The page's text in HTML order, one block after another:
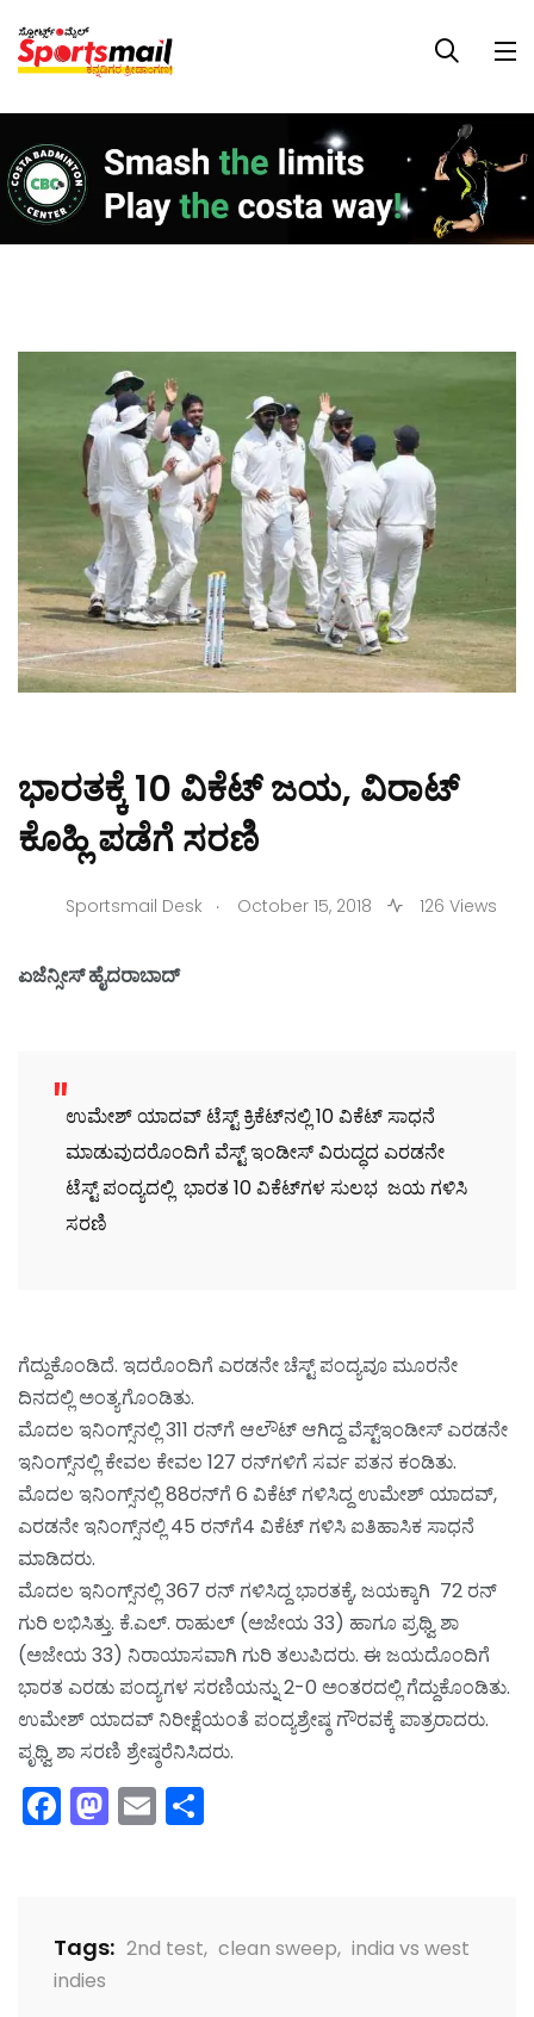
ಭಾರತಕ್ಕೆ 10 ವಿಕೆಟ್ ಜಯ, ವಿರಾಟ್
ಕೊಹ್ಲಿ ಪಡೆಗೆ ಸರಣಿ
Sportsmail Desk . October 15, 2018 126 Views
ಏಜೆನ್ಸೀಸ್ ಹೈದರಾಬಾದ್
ಉಮೇಶ್ ಯಾದವ್ ಟೆಸ್ಟ್ ಕ್ರಿಕೆಟ್‌ನಲ್ಲಿ 10 ವಿಕೆಟ್ ಸಾಧನೆ
ಮಾಡುವುದರೊಂದಿಗೆ ವೆಸ್ಟ್ ಇಂಡೀಸ್ ವಿರುದ್ಧದ ಎರಡನೇ
ಟೆಸ್ಟ್ ಪಂದ್ಯದಲ್ಲಿ ಭಾರತ 10 ವಿಕೆಟ್‌ಗಳ ಸುಲಭ ಜಯ ಗಳಿಸಿ
ಸರಣಿ
ಗೆದ್ದುಕೊಂಡಿದೆ. ಇದರೊಂದಿಗೆ ಎರಡನೇ ಚೆಸ್ಟ್ ಪಂದ್ಯವೂ ಮೂರನೇ
ದಿನದಲ್ಲಿ ಅಂತ್ಯಗೊಂಡಿತು.
ಮೊದಲ ಇನಿಂಗ್ಸ್‌ನಲ್ಲಿ 311 ರನ್‌ಗೆ ಆಲೌಟ್ ಆಗಿದ್ದ ವೆಸ್ಟ್‌ಇಂಡೀಸ್ ಎರಡನೇ
ಇನಿಂಗ್ಸ್‌ನಲ್ಲಿ ಕೇವಲ ಕೇವಲ 127 ರನ್‌ಗಳಿಗೆ ಸರ್ವ ಪತನ ಕಂಡಿತು.
ಮೊದಲ ಇನಿಂಗ್ಸ್‌ನಲ್ಲಿ 88ರನ್‌ಗೆ 6 ವಿಕೆಟ್ ಗಳಿಸಿದ್ದ ಉಮೇಶ್ ಯಾದವ್,
ಎರಡನೇ ಇನಿಂಗ್ಸ್‌ನಲ್ಲಿ 45 ರನ್‌ಗೆ4 ವಿಕೆಟ್ ಗಳಿಸಿ ಐತಿಹಾಸಿಕ ಸಾಧನೆ
ಮಾಡಿದರು.
ಮೊದಲ ಇನಿಂಗ್ಸ್‌ನಲ್ಲಿ 367 ರನ್ ಗಳಿಸಿದ್ದ ಭಾರತಕ್ಕೆ, ಜಯಕ್ಕಾಗಿ 72 ರನ್
ಗುರಿ ಲಭಿಸಿತ್ತು. ಕೆ.ಎಲ್. ರಾಹುಲ್ (ಅಜೇಯ 33) ಹಾಗೂ ಪ್ರಥ್ವಿ ಶಾ
(ಅಜೇಯ 33) ನಿರಾಯಾಸವಾಗಿ ಗುರಿ ತಲುಪಿದರು. ಈ ಜಯದೊಂದಿಗೆ
ಭಾರತ ಎರಡು ಪಂದ್ಯಗಳ ಸರಣಿಯನ್ನು 2-0 ಅಂತರದಲ್ಲಿ ಗೆದ್ದುಕೊಂಡಿತು.
ಉಮೇಶ್ ಯಾದವ್ ನಿರೀಕ್ಷೆಯಂತೆ ಪಂದ್ಯಶ್ರೇಷ್ಠ ಗೌರವಕ್ಕೆ ಪಾತ್ರರಾದರು.
ಪೃಥ್ವಿ ಶಾ ಸರಣಿ ಶ್ರೇಷ್ಠರೆನಿಸಿದರು.
Facebook
Mastodon
Email
Tags: 2nd test, clean sweep, india vs west
indies